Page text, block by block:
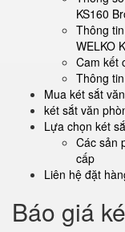
KS160
Thông
WELKO
Cam kết
Thông
Mua két sắt
két sắt văn
Lựa chọn két
Các sản
cấp
Liên hệ đặt
Báo giá